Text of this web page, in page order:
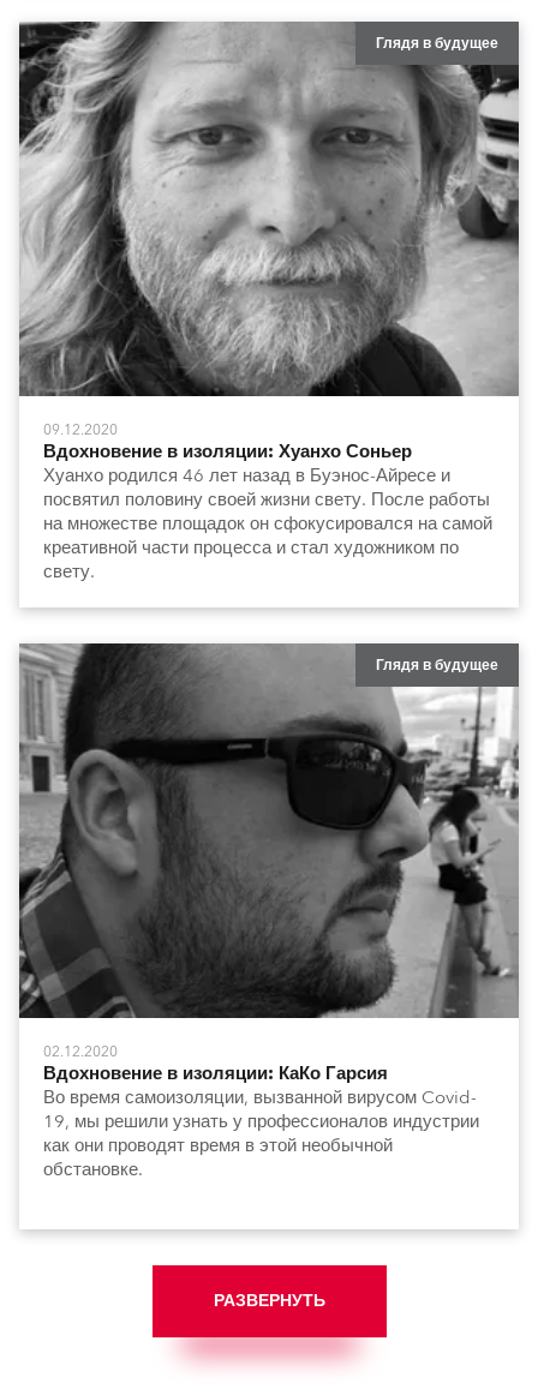
Глядя в будущее
09.12.2020
Вдохновение в изоляции: Хуанхо Соньер
Хуанхо родился 46 лет назад в Буэнос-Айресе и
посвятил половину своей жизни свету. После работы
на множестве площадок он сфокусировался на самой
креативной части процесса и стал художником по
свету.
Глядя в будущее
02.12.2020
Вдохновение в изоляции: КаКо Гарсия
Во время самоизоляции, вызванной вирусом Covid-
19, мы решили узнать у профессионалов индустрии
как они проводят время в этой необычной
обстановке.
РАЗВЕРНУТЬ